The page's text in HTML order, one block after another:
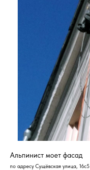
Альпинист моет фасад
по адресу Сущёвская улица, 16с5